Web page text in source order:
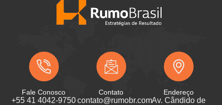
Fale Conosco
+55 41 4042-9750
Contato
contato@rumobr.com
Endereço
Av. Cândido de